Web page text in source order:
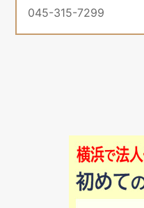
045-315-7299